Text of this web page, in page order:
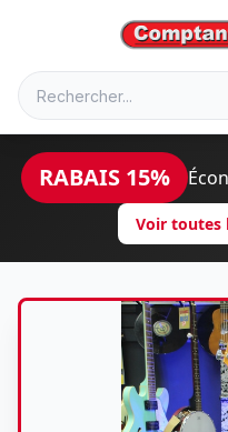
RABAIS 15%
Voir toutes